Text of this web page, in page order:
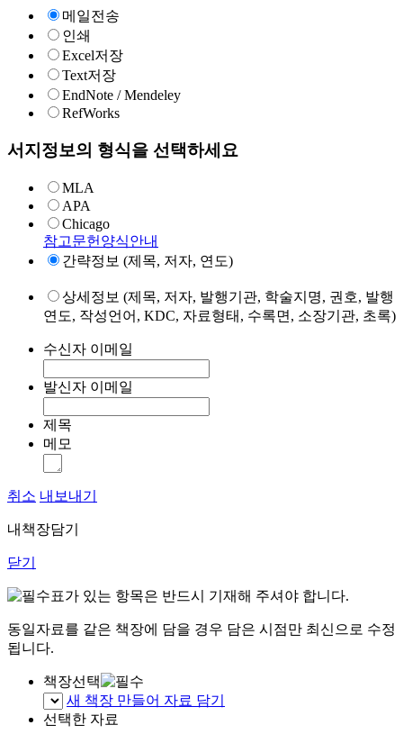
메일전송
인쇄
Excel저장
Text저장
EndNote / Mendeley
RefWorks
서지정보의 형식을 선택하세요
MLA
APA
Chicago
참고문헌양식안내
간략정보 (제목, 저자, 연도)
상세정보 (제목, 저자, 발행기관, 학술지명, 권호, 발행
연도, 작성언어, KDC, 자료형태, 수록면, 소장기관, 초록)
수신자 이메일
발신자 이메일
제목
메모
취소 내보내기
내책장담기
닫기
표가 있는 항목은 반드시 기재해 주셔야 합니다.
동일자료를 같은 책장에 담을 경우 담은 시점만 최신으로 수정
됩니다.
책장선택
새 책장 만들어 자료 담기
선택한 자료